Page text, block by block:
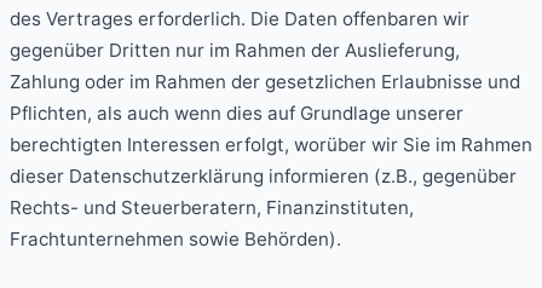
des Vertrages erforderlich. Die Daten offenbaren wir
gegenüber Dritten nur im Rahmen der Auslieferung,
Zahlung oder im Rahmen der gesetzlichen Erlaubnisse und
Pflichten, als auch wenn dies auf Grundlage unserer
berechtigten Interessen erfolgt, worüber wir Sie im Rahmen
dieser Datenschutzerklärung informieren (z.B., gegenüber
Rechts- und Steuerberatern, Finanzinstituten,
Frachtunternehmen sowie Behörden).